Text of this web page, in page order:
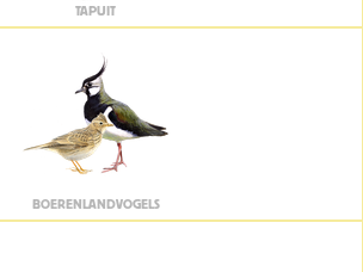
TAPUIT
BOERENLANDVOGELS